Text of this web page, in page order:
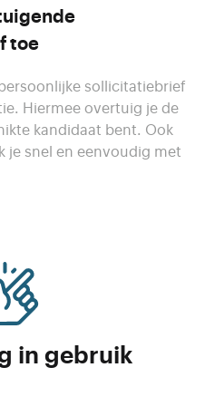
toe
sollicitatiebrief
Hiermee overtuig je de
kandidaat bent. Ook
je snel en eenvoudig met
in gebruik